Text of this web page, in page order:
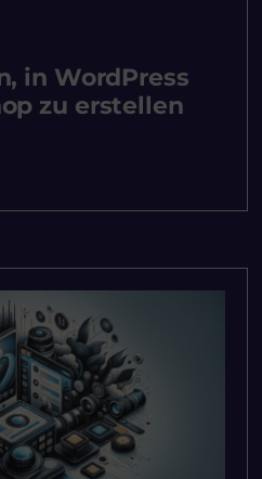
in WordPress
zu erstellen